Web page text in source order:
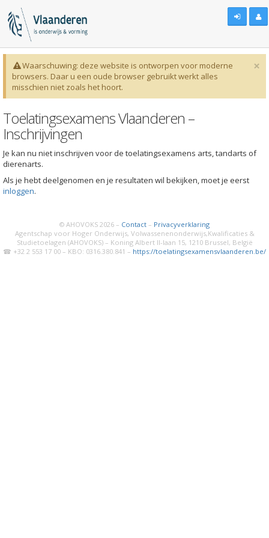
×
Waarschuwing: deze website is ontworpen voor moderne
browsers. Daar u een oude browser gebruikt werkt alles
misschien niet zoals het hoort.
Toelatingsexamens Vlaanderen –
Inschrijvingen
Je kan nu niet inschrijven voor de toelatingsexamens arts, tandarts of
dierenarts.
Als je hebt deelgenomen en je resultaten wil bekijken, moet je eerst
inloggen.
© AHOVOKS 2026 – Contact – Privacyverklaring
Agentschap voor Hoger Onderwijs, Volwassenenonderwijs,Kwalificaties &
Studietoelagen (AHOVOKS) – Koning Albert II-laan 15, 1210 Brussel, België
☎ +32 2 553 17 00 – KBO: 0316.380.841 – https://toelatingsexamensvlaanderen.be/